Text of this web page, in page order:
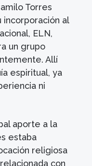
Torres
incorporación al
ELN,
un grupo
Allí
espiritual, ya
ni
aporte a la
estaba
religiosa
con